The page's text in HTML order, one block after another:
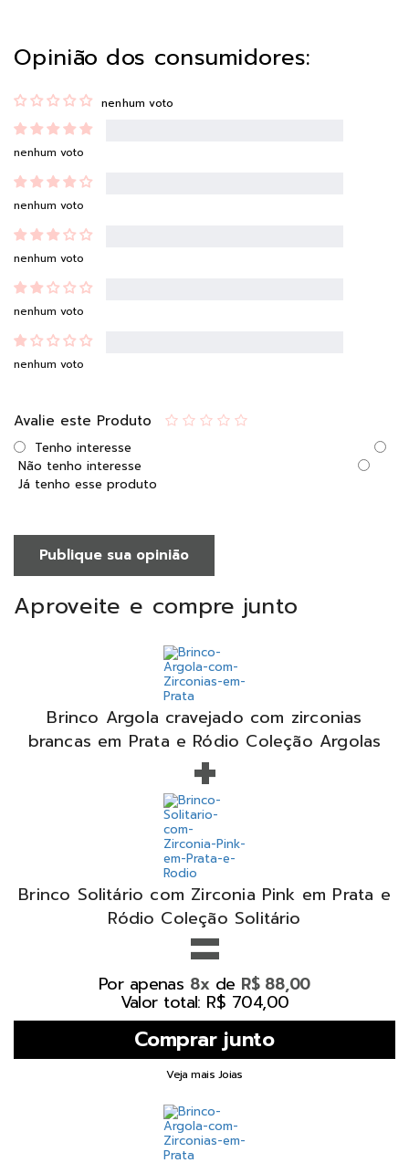
Opinião dos consumidores:
nenhum voto
nenhum voto
nenhum voto
nenhum voto
nenhum voto
nenhum voto
Avalie este Produto
Tenho interesse
Não tenho interesse
Já tenho esse produto
Publique sua opinião
Aproveite e compre junto
Brinco Argola cravejado com zirconias
brancas em Prata e Ródio Coleção Argolas
+
Brinco Solitário com Zirconia Pink em Prata e
Ródio Coleção Solitário
=
Por apenas 8x de R$ 88,00
Valor total: R$ 704,00
Veja mais Joias